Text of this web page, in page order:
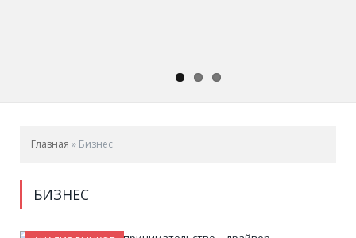
Главная » Бизнес
БИЗНЕС